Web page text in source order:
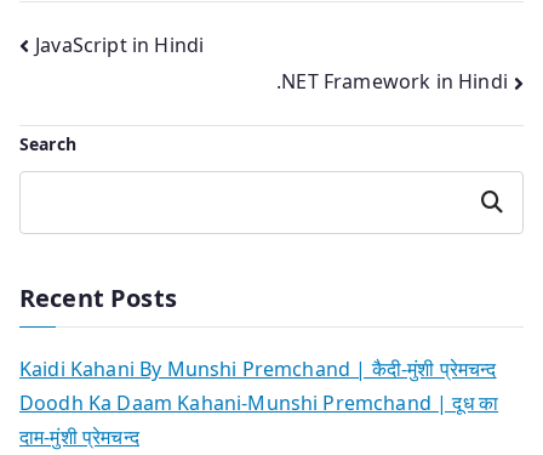
Post
JavaScript in Hindi
.NET Framework in Hindi
Search
Search
Recent Posts
Kaidi Kahani By Munshi Premchand | कैदी-मुंशी प्रेमचन्द
Doodh Ka Daam Kahani-Munshi Premchand | दूध का
दाम-मुंशी प्रेमचन्द